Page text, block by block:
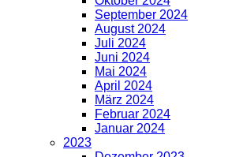
September 2024
August 2024
Juli 2024
Juni 2024
Mai 2024
April 2024
März 2024
Februar 2024
Januar 2024
2023